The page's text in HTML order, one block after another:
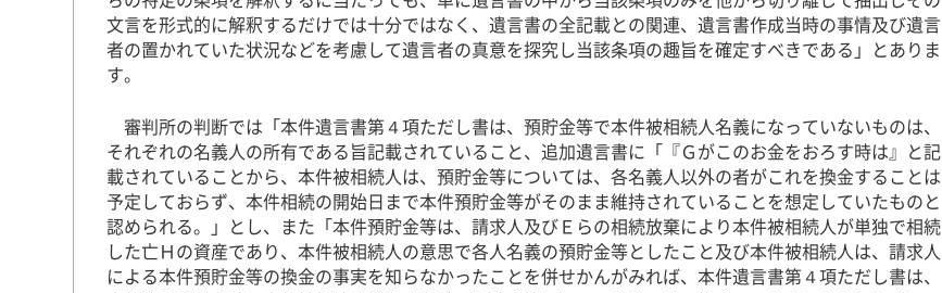
文言を形式的に解釈するだけでは十分ではなく、遺言書の全記載との関連、遺言書作成当時の事情及び遺言
者の置かれていた状況などを考慮して遺言者の真意を探究し当該条項の趣旨を確定すべきである」とありま
す。
審判所の判断では「本件遺言書第４項ただし書は、預貯金等で本件被相続人名義になっていないものは、
それぞれの名義人の所有である旨記載されていること、追加遺言書に「『Ｇがこのお金をおろす時は』と記
載されていることから、本件被相続人は、預貯金等については、各名義人以外の者がこれを換金することは
予定しておらず、本件相続の開始日まで本件預貯金等がそのまま維持されていることを想定していたものと
認められる。」とし、また「本件預貯金等は、請求人及びＥらの相続放棄により本件被相続人が単独で相続
した亡Ｈの資産であり、本件被相続人の意思で各人名義の預貯金等としたこと及び本件被相続人は、請求人
による本件預貯金等の換金の事実を知らなかったことを併せかんがみれば、本件遺言書第４項ただし書は、